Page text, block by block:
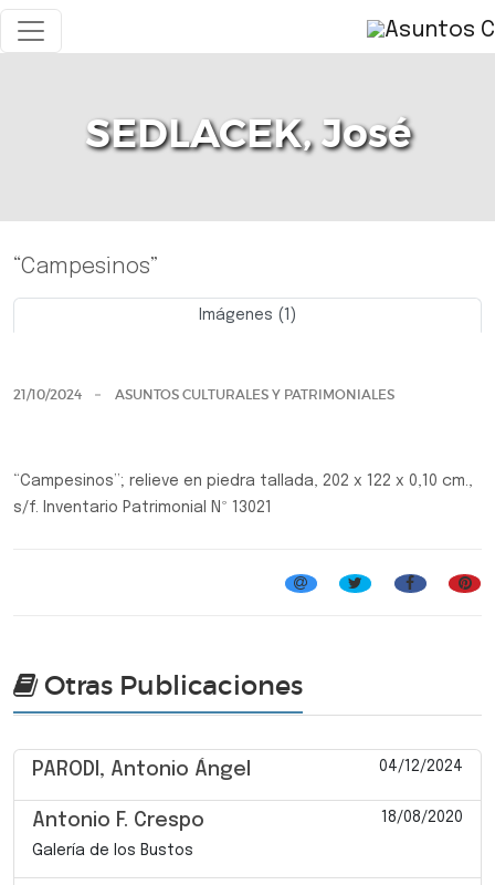
SEDLACEK, José
“Campesinos”
Imágenes (1)
21/10/2024 ASUNTOS CULTURALES Y PATRIMONIALES
“Campesinos”; relieve en piedra tallada, 202 x 122 x 0,10 cm.,
s/f. Inventario Patrimonial Nº 13021
Otras Publicaciones
PARODI, Antonio Ángel 04/12/2024
Antonio F. Crespo 18/08/2020
Galería de los Bustos